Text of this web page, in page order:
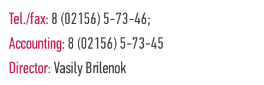
Tel./fax: 8 (02156) 5-73-46;
Accounting: 8 (02156) 5-73-45
Director: Vasily Brilenok